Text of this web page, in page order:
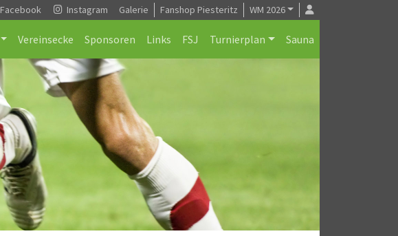
Facebook Instagram Galerie Fanshop Piesteritz WM 2026
Vereinsecke Sponsoren Links FSJ Turnierplan Sauna